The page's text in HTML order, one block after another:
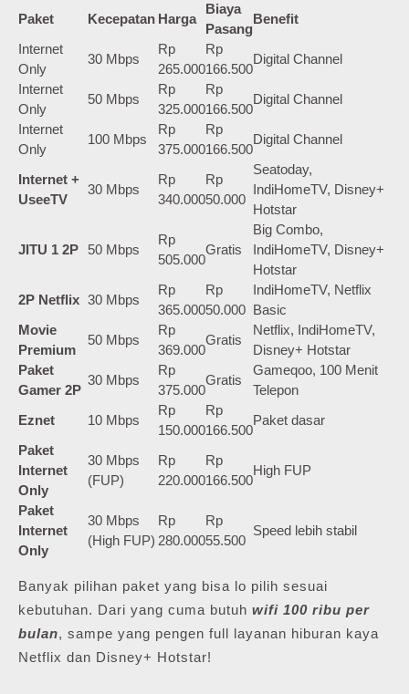
Paket Kecepatan Harga
Biaya
Pasang
Benefit
Internet
Only
30 Mbps
Rp
265.000
Rp
166.500
Digital Channel
Internet
Only
50 Mbps
Rp
325.000
Rp
166.500
Digital Channel
Internet
Only
100 Mbps
Rp
375.000
Rp
166.500
Digital Channel
Internet +
UseeTV
30 Mbps
Rp
340.000
Rp
50.000
Seatoday,
IndiHomeTV, Disney+
Hotstar
JITU 1 2P 50 Mbps
Rp
505.000
Gratis
Big Combo,
IndiHomeTV, Disney+
Hotstar
2P Netflix 30 Mbps
Rp
365.000
Rp
50.000
IndiHomeTV, Netflix
Basic
Movie
Premium
50 Mbps
Rp
369.000
Gratis
Netflix, IndiHomeTV,
Disney+ Hotstar
Paket
Gamer 2P
30 Mbps
Rp
375.000
Gratis
Gameqoo, 100 Menit
Telepon
Eznet
10 Mbps
Rp
150.000
Rp
166.500
Paket dasar
Paket
Internet
Only
30 Mbps
(FUP)
Rp
220.000
Rp
166.500
High FUP
Paket
Internet
Only
30 Mbps
(High FUP)
Rp
280.000
Rp
55.500
Speed lebih stabil
Banyak pilihan paket yang bisa lo pilih sesuai
kebutuhan. Dari yang cuma butuh wifi 100 ribu per
bulan, sampe yang pengen full layanan hiburan kaya
Netflix dan Disney+ Hotstar!